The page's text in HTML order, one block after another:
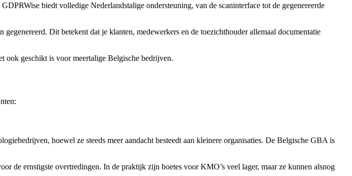
biedt volledige Nederlandstalige ondersteuning, van de scaninterface tot de gegenereerde
Dit betekent dat je klanten, medewerkers en de toezichthouder allemaal documentatie
ook geschikt is voor meertalige Belgische bedrijven.
hoewel ze steeds meer aandacht besteedt aan kleinere organisaties. De Belgische GBA is
de ernstigste overtredingen. In de praktijk zijn boetes voor KMO’s veel lager, maar ze kunnen alsnog